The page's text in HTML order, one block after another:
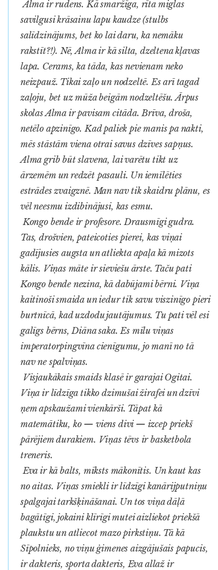
Alma ir rudens. Kā smaržīga, rīta miglas
savilgusi krāsainu lapu kaudze (stulbs
salīdzinājums, bet ko lai daru, ka nemāku
rakstīt?!). Nē, Alma ir kā silta, dzeltena kļavas
lapa. Cerams, ka tāda, kas nevienam neko
neizpauž. Tikai zaļo un nodzeltē. Es arī tagad
zaļoju, bet uz mūža beigām nodzeltēšu. Ārpus
skolas Alma ir pavisam citāda. Brīva, droša,
netēlo apzinīgo. Kad paliek pie manis pa nakti,
mēs stāstām viena otrai savus dzīves sapņus.
Alma grib būt slavena, lai varētu tikt uz
ārzemēm un redzēt pasauli. Un iemīlēties
estrādes zvaigznē. Man nav tik skaidru plānu, es
vēl neesmu izdibinājusi, kas esmu.
Kongo bende ir profesore. Drausmīgi gudra.
Tas, drošvien, pateicoties pierei, kas viņai
gadījusies augsta un atliekta apaļa kā mizots
kālis. Viņas māte ir sieviešu ārste. Taču pati
Kongo bende nezina, kā dabūjami bērni. Viņa
kaitinoši smaida un iedur tik savu viszinīgo pieri
burtnīcā, kad uzdodu jautājumus. Tu pati vēl esi
galīgs bērns, Diāna saka. Es mīlu viņas
imperatorpingvīna cienīgumu, jo manī no tā
nav ne spalviņas.
Visjaukākais smaids klasē ir garajai Ogitai.
Viņa ir līdzīga tikko dzimušai žirafei un dzīvi
ņem apskaužami vienkārši. Tāpat kā
matemātiku, ko — viens divi — izcep priekš
pārējiem durakiem. Viņas tēvs ir basketbola
treneris.
Eva ir kā balts, mīksts mākonītis. Un kaut kas
no aitas. Viņas smiekli ir līdzīgi kanārijputniņu
spalgajai tarkšķināšanai. Un tos viņa dāļā
bagātīgi, jokaini klīrīgi mutei aizliekot priekšā
plaukstu un atliecot mazo pirkstiņu. Tā kā
Sīpolnieks, no viņu ģimenes aizgājušais papucis,
ir dakteris, sporta dakteris, Eva allaž ir